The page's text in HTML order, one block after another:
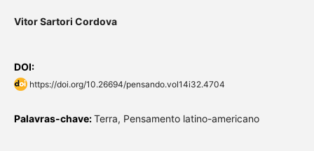
Vitor Sartori Cordova
DOI:
https://doi.org/10.26694/pensando.vol14i32.4704
Palavras-chave:Terra, Pensamento latino-americano